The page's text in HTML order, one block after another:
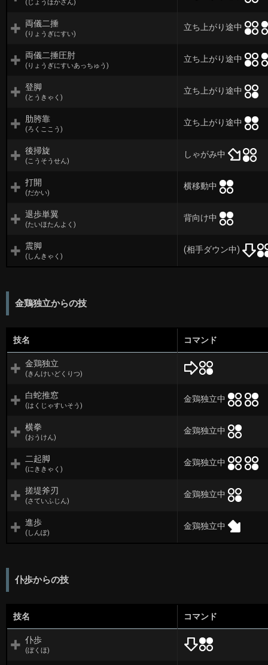
(じょうほかざん)
両儀二捶
(りょうぎにすい)
立ち上がり途中
両儀二捶圧肘
(りょうぎにすいあっちゅう)
立ち上がり途中
登脚
(とうきゃく)
立ち上がり途中
肋胯靠
(ろくここう)
立ち上がり途中
後掃旋
(こうそうせん)
しゃがみ中
打開
(だかい)
横移動中
退歩単翼
(たいほたんよく)
背向け中
震脚
(しんきゃく)
(相手ダウン中)
金鶏独立からの技
技名 コマンド
金鶏独立
(きんけいどくりつ)
白蛇推窓
(はくじゃすいそう)
金鶏独立中
横拳
(おうけん)
金鶏独立中
二起脚
(にききゃく)
金鶏独立中
搓堤斧刃
(さていふじん)
金鶏独立中
進歩
(しんぽ)
金鶏独立中
仆歩からの技
技名 コマンド
仆歩
(ぼくほ)